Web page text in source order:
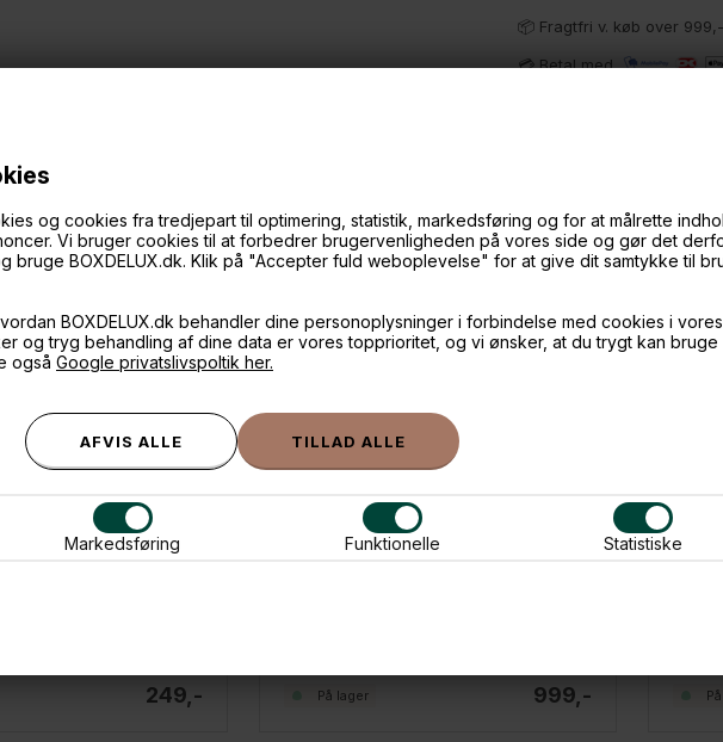
og cookies fra tredjepart til optimering, statistik, markedsføring og for at målrette
Vi bruger cookies til at forbedrer brugervenligheden på vores side og gør det
bruge BOXDELUX.dk. Klik på "Accepter fuld weboplevelse" for at give dit samtykke til
BOXDELUX.dk behandler dine personoplysninger i forbindelse med cookies i vores
og tryg behandling af dine data er vores topprioritet, og vi ønsker, at du trygt kan bruge
også Google privatslivspoltik her.
Markedsføring Funktionelle Statistiske
📦 Fragtfri v. køb over
💳 Betal med
ANDRE IDÉER
249,- 999,-
På lager